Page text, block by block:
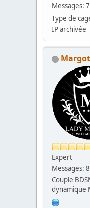
Messages:
Type de
IP archivée
Expert
Messages:
Couple
dynamique